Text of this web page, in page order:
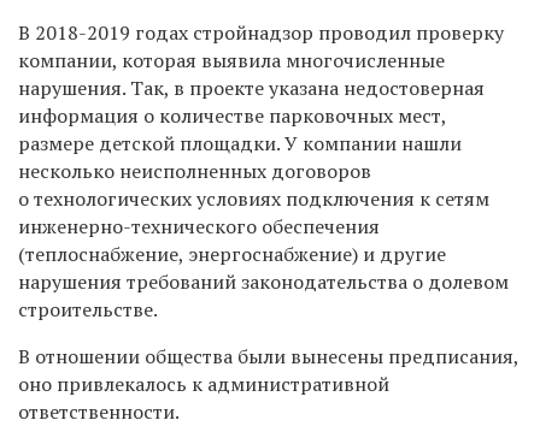
В 2018-2019 годах стройнадзор проводил проверку
компании, которая выявила многочисленные
нарушения. Так, в проектеуказана недостоверная
информация о количестве парковочных мест,
размере детской площадки. У компании нашли
несколько неисполненных договоров
о технологических условиях подключения к сетям
инженерно-технического обеспечения
(теплоснабжение, энергоснабжение) и другие
нарушения требований законодательства о долевом
строительстве.
В отношении общества были вынесены предписания,
оно привлекалось к административной
ответственности.